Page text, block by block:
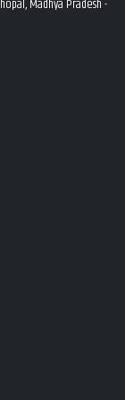
Madhya Pradesh -